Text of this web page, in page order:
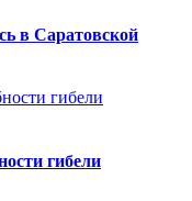
в Саратовской
гибели